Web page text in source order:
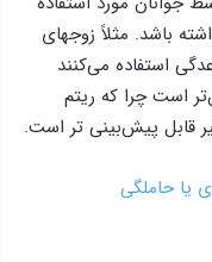
باشد. مثلاً زوجهای
استفاده می‌کنند
است چرا که ریتم
قابل پیش‌بینی‌‌ تر است.